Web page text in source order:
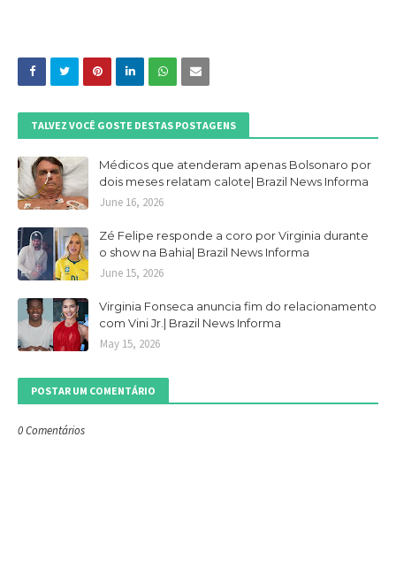
TALVEZ VOCÊ GOSTE DESTAS POSTAGENS
Médicos que atenderam apenas Bolsonaro por
dois meses relatam calote| Brazil News Informa
June 16, 2026
Zé Felipe responde a coro por Virginia durante
o show na Bahia| Brazil News Informa
June 15, 2026
Virginia Fonseca anuncia fim do relacionamento
com Vini Jr.| Brazil News Informa
May 15, 2026
POSTAR UM COMENTÁRIO
0 Comentários